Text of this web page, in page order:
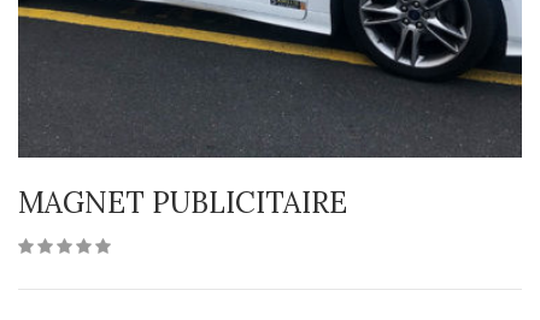
MAGNET PUBLICITAIRE